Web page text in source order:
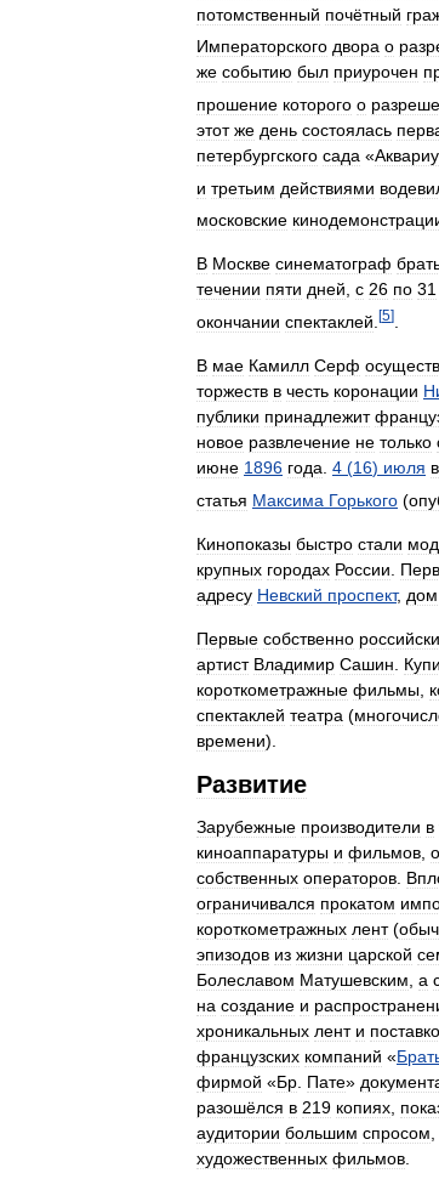
потомственный почётный
Императорского двора о
же событию был приурочен
прошение которого о
этот же день состоялась
петербургского сада «
и третьим действиями
московские
В Москве синематограф
течении пяти дней, с 26 по 31
окончании спектаклей [5]
В мае Камилл Серф
торжеств в честь коронации
публики принадлежит
новое развлечение не только
июне 1896 года 4 (16) июля в
статья Максима Горького (
Кинопоказы быстро стали
крупных городах России
адресу Невский проспект, дом
Первые собственно
артист Владимир Сашин
короткометражные фильмы
спектаклей театра (
времени).
Развитие
Зарубежные производители в
киноаппаратуры и фильмов
собственных операторов
ограничивался прокатом
короткометражных лент(
эпизодов из жизни царской
Болеславом Матушевским а
на создание и
хроникальных лент и
французских компаний «
фирмой «Бр Пате»
разошёлся в 219 копиях
аудитории большим спросом
художественных фильмов